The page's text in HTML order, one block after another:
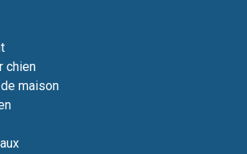
chien
maison